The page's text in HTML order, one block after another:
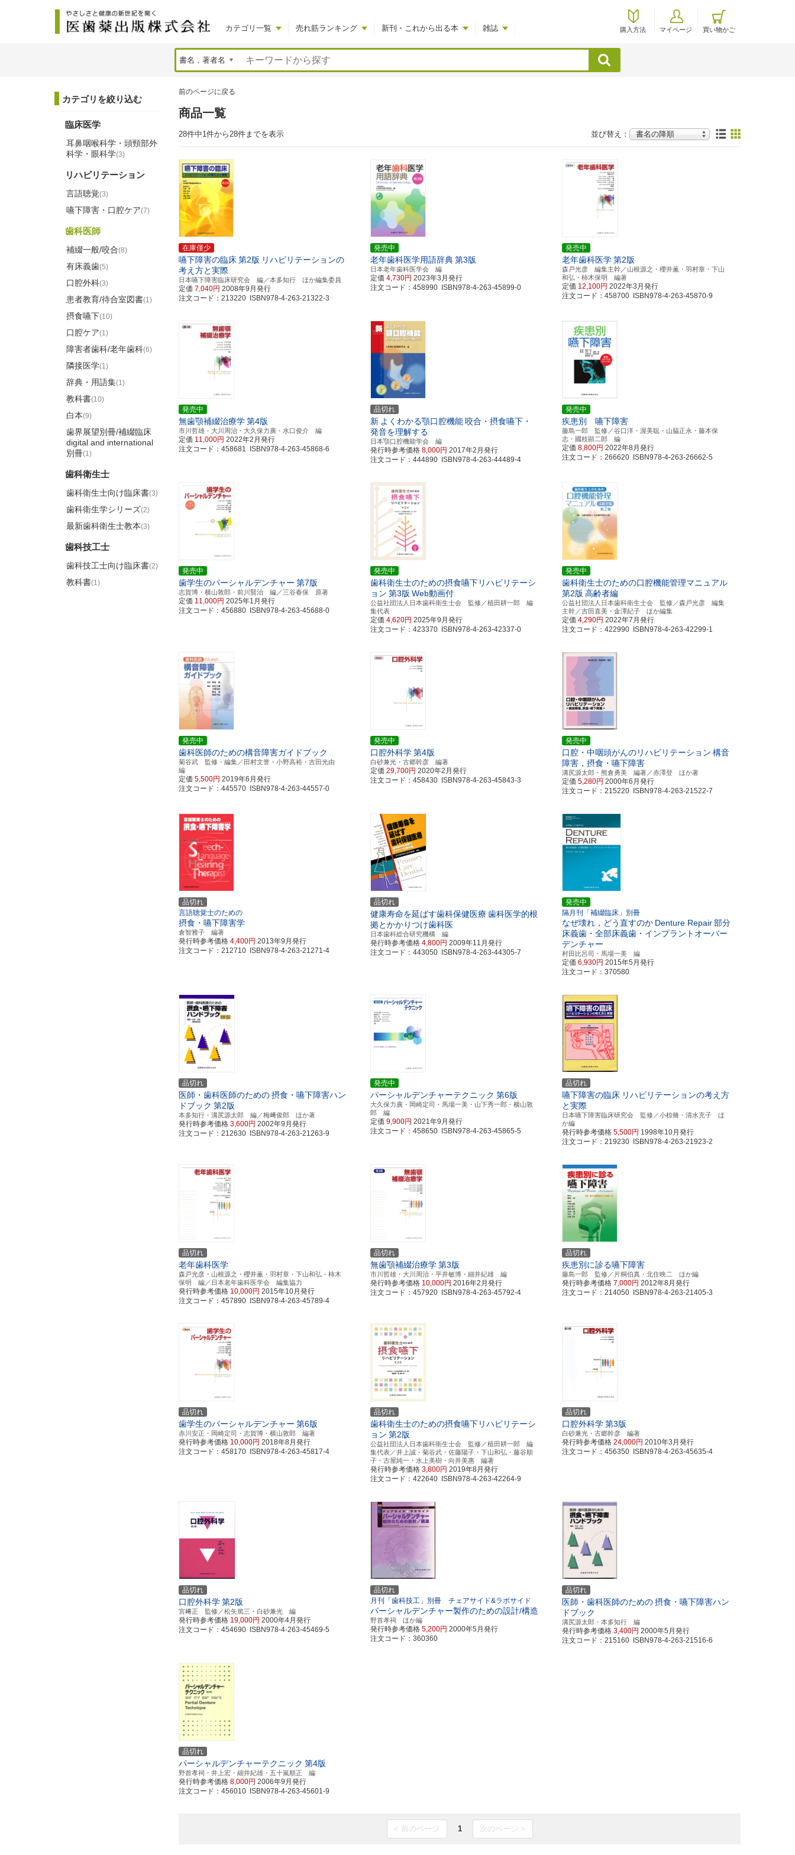
カテゴリ一覧 売れ筋ランキング 新刊・これから出る本 雑誌 購入方法 マイページ 買い物かご
検索
前のページに戻る
商品一覧
28件中1件から28件までを表示 並び替え：
在庫僅少
嚥下障害の臨床第2版 リハビリテーションの
考え方と実際
日本嚥下障害臨床研究会 編／本多知行 ほか編集委員
定価 7,040円 2008年9月発行
注文コード：213220 ISBN978-4-263-21322-3
発売中
老年歯科医学用語辞典第3版
日本老年歯科医学会 編
定価4,730円 2023年3月発行
注文コード：458990 ISBN978-4-263-45899-0
発売中
老年歯科医学 第2版
森戸光彦 編集主幹／山根源之・櫻井薫・羽村章・下山
和弘・柿木保明 編著
定価 12,100円 2022年3月発行
注文コード：458700 ISBN978-4-263-45870-9
発売中
無歯顎補綴治療学第4版
市川哲雄・大川周治・大久保力廣・水口俊介 編
定価 11,000円 2022年2月発行
注文コード：458681 ISBN978-4-263-45868-6
品切れ
新 よくわかる顎口腔機能咬合・摂食嚥下・
発音を理解する
日本顎口腔機能学会 編
発行時参考価格8,000円 2017年2月発行
注文コード：444890 ISBN978-4-263-44489-4
発売中
疾患別 嚥下障害
藤島一郎 監修／谷口洋・渥美聡・山脇正永・藤本保
志・國枝顕二郎 編
定価8,800円 2022年8月発行
注文コード：266620 ISBN978-4-263-26662-5
発売中
歯学生のパーシャルデンチャー 第7版
志賀博・横山敦郎・前川賢治 編／三谷春保 原著
定価 11,000円 2025年1月発行
注文コード：456880 ISBN978-4-263-45688-0
発売中
歯科衛生士のための摂食嚥下リハビリテーシ
ョン 第3版 Web動画付
公益社団法人日本歯科衛生士会 監修／植田耕一郎 編
集代表
定価4,620円 2025年9月発行
注文コード：423370 ISBN978-4-263-42337-0
発売中
歯科衛生士のための口腔機能管理マニュアル
第2版 高齢者編
公益社団法人日本歯科衛生士会 監修／森戸光彦 編集
主幹／吉田直美・金澤紀子 ほか編集
定価4,290円 2022年7月発行
注文コード：422990 ISBN978-4-263-42299-1
発売中
歯科医師のための構音障害ガイドブック
菊谷武 監修・編集／田村文誉・小野高裕・吉田光由
編
定価 5,500円 2019年6月発行
注文コード：445570 ISBN978-4-263-44557-0
発売中
口腔外科学第4版
白砂兼光・古郷幹彦 編著
定価29,700円 2020年2月発行
注文コード：458430 ISBN978-4-263-45843-3
発売中
口腔・中咽頭がんのリハビリテーション 構音
障害，摂食・嚥下障害
溝尻源太郎・熊倉勇美 編著／赤澤登 ほか著
定価5,280円 2000年6月発行
注文コード：215220 ISBN978-4-263-21522-7
品切れ
言語聴覚士のための
摂食・嚥下障害学
倉智雅子 編著
発行時参考価格 4,400円 2013年9月発行
注文コード：212710 ISBN978-4-263-21271-4
品切れ
健康寿命を延ばす歯科保健医療 歯科医学的根
拠とかかりつけ歯科医
日本歯科総合研究機構 編
発行時参考価格4,800円 2009年11月発行
注文コード：443050 ISBN978-4-263-44305-7
発売中
隔月刊「補綴臨床」別冊
なぜ壊れ，どう直すのか Denture Repair 部分
床義歯・全部床義歯・インプラントオーバー
デンチャー
村田比呂司・馬場一美 編
定価6,930円 2015年5月発行
注文コード：370580
品切れ
医師・歯科医師のための摂食・嚥下障害ハン
ドブック 第2版
本多知行・溝尻源太郎 編／梅﨑俊郎 ほか著
発行時参考価格 3,600円 2002年9月発行
注文コード：212630 ISBN978-4-263-21263-9
発売中
パーシャルデンチャーテクニック 第6版
大久保力廣・岡崎定司・馬場一美・山下秀一郎・横山敦
郎 編
定価9,900円 2021年9月発行
注文コード：458650 ISBN978-4-263-45865-5
品切れ
嚥下障害の臨床 リハビリテーションの考え方
と実際
日本嚥下障害臨床研究会 監修／小椋脩・清水充子 ほ
か編
発行時参考価格5,500円 1998年10月発行
注文コード：219230 ISBN978-4-263-21923-2
品切れ
老年歯科医学
森戸光彦・山根源之・櫻井薫・羽村章・下山和弘・柿木
保明 編／日本老年歯科医学会 編集協力
発行時参考価格 10,000円 2015年10月発行
注文コード：457890 ISBN978-4-263-45789-4
品切れ
無歯顎補綴治療学第3版
市川哲雄・大川周治・平井敏博・細井紀雄 編
発行時参考価格 10,000円 2016年2月発行
注文コード：457920 ISBN978-4-263-45792-4
品切れ
疾患別に診る嚥下障害
藤島一郎 監修／片桐伯真・北住映二 ほか編
発行時参考価格7,000円 2012年8月発行
注文コード：214050 ISBN978-4-263-21405-3
品切れ
歯学生のパーシャルデンチャー 第6版
赤川安正・岡崎定司・志賀博・横山敦郎 編著
発行時参考価格 10,000円 2018年8月発行
注文コード：458170 ISBN978-4-263-45817-4
品切れ
歯科衛生士のための摂食嚥下リハビリテーシ
ョン 第2版
公益社団法人日本歯科衛生士会 監修／植田耕一郎 編
集代表／井上誠・菊谷武・佐藤陽子・下山和弘・藤谷順
子・古屋純一・水上美樹・向井美惠 編著
発行時参考価格3,800円 2019年8月発行
注文コード：422640 ISBN978-4-263-42264-9
品切れ
口腔外科学 第3版
白砂兼光・古郷幹彦 編著
発行時参考価格24,000円 2010年3月発行
注文コード：456350 ISBN978-4-263-45635-4
品切れ
口腔外科学第2版
宮﨑正 監修／松矢篤三・白砂兼光 編
発行時参考価格 19,000円 2000年4月発行
注文コード：454690 ISBN978-4-263-45469-5
品切れ
月刊「歯科技工」別冊 チェアサイド&ラボサイド
パーシャルデンチャー製作のための設計/構造
野首孝祠 ほか編
発行時参考価格5,200円 2000年5月発行
注文コード：360360
品切れ
医師・歯科医師のための 摂食・嚥下障害ハン
ドブック
溝尻源太郎・本多知行 編
発行時参考価格3,400円 2000年5月発行
注文コード：215160 ISBN978-4-263-21516-6
品切れ
パーシャルデンチャーテクニック 第4版
野首孝祠・井上宏・細井紀雄・五十嵐順正 編
発行時参考価格 8,000円 2006年9月発行
注文コード：456010 ISBN978-4-263-45601-9
< 前のページ 1 次のページ >
カテゴリを絞り込む
臨床医学
耳鼻咽喉科学・頭頸部外
科学・眼科学(3)
リハビリテーション
言語聴覚(3)
嚥下障害・口腔ケア(7)
歯科医師
補綴一般/咬合(8)
有床義歯(5)
口腔外科(3)
患者教育/待合室図書(1)
摂食嚥下(10)
口腔ケア(1)
障害者歯科/老年歯科(6)
隣接医学(1)
辞典・用語集(1)
教科書(10)
白本(9)
歯界展望別冊/補綴臨床
digital and international
別冊(1)
歯科衛生士
歯科衛生士向け臨床書(3)
歯科衛生学シリーズ(2)
最新歯科衛生士教本(3)
歯科技工士
歯科技工士向け臨床書(2)
教科書(1)